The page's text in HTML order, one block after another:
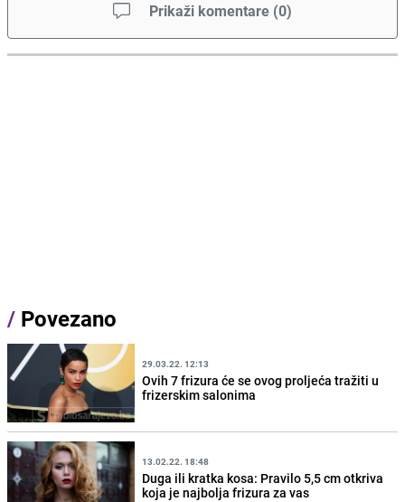
Prikaži komentare (0)
/ Povezano
29.03.22. 12:13
Ovih 7 frizura će se ovog proljeća tražiti u
frizerskim salonima
13.02.22. 18:48
Duga ili kratka kosa: Pravilo 5,5 cm otkriva
koja je najbolja frizura za vas